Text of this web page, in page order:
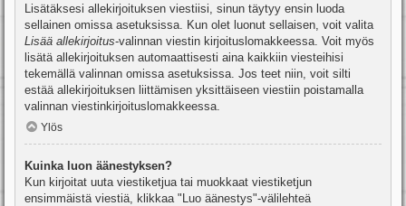
Lisätäksesi allekirjoituksen viestiisi, sinun täytyy ensin luoda
sellainen omissa asetuksissa. Kun olet luonut sellaisen, voit valita
Lisää allekirjoitus-valinnan viestin kirjoituslomakkeessa. Voit myös
lisätä allekirjoituksen automaattisesti aina kaikkiin viesteihisi
tekemällä valinnan omissa asetuksissa. Jos teet niin, voit silti
estää allekirjoituksen liittämisen yksittäiseen viestiin poistamalla
valinnan viestinkirjoituslomakkeessa.
Ylös
Kuinka luon äänestyksen?
Kun kirjoitat uuta viestiketjua tai muokkaat viestiketjun
ensimmäistä viestiä, klikkaa "Luo äänestys"-välilehteä